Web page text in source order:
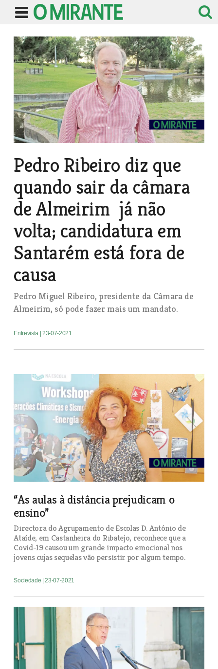
Pedro Ribeiro diz que
quando sair da câmara
de Almeirim já não
volta; candidatura em
Santarém está fora de
causa
Pedro Miguel Ribeiro, presidente da Câmara de
Almeirim, só pode fazer mais um mandato.
Entrevista | 23-07-2021
“As aulas à distância prejudicam o
ensino”
Directora do Agrupamento de Escolas D. António de
Ataíde, em Castanheira do Ribatejo, reconhece que a
Covid-19 causou um grande impacto emocional nos
jovens cujas sequelas vão persistir por algum tempo.
Sociedade | 23-07-2021